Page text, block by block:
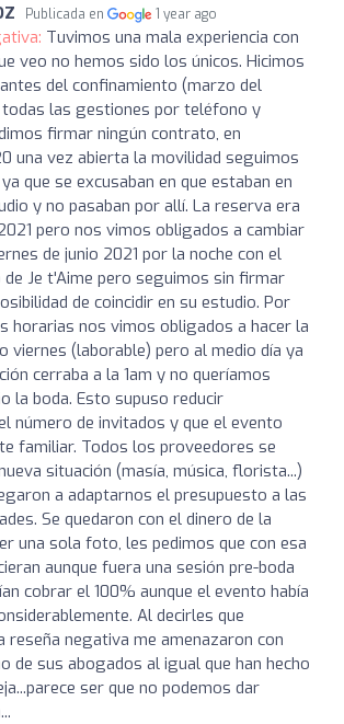
Publicada en 1 year ago
Tuvimos una mala experiencia con
veo no hemos sido los únicos. Hicimos
del confinamiento (marzo del
todas las gestiones por teléfono y
firmar ningún contrato, en
una vez abierta la movilidad seguimos
que se excusaban en que estaban en
y no pasaban por allí. La reserva era
pero nos vimos obligados a cambiar
de junio 2021 por la noche con el
Je t'Aime pero seguimos sin firmar
de coincidir en su estudio. Por
horarias nos vimos obligados a hacer la
viernes (laborable) pero al medio día ya
cerraba a la 1am y no queríamos
la boda. Esto supuso reducir
número de invitados y que el evento
familiar. Todos los proveedores se
situación (masía, música, florista...)
a adaptarnos el presupuesto a las
Se quedaron con el dinero de la
una sola foto, les pedimos que con esa
aunque fuera una sesión pre-boda
cobrar el 100% aunque el evento había
Al decirles que
reseña negativa me amenazaron con
de sus abogados al igual que han hecho
ser que no podemos dar